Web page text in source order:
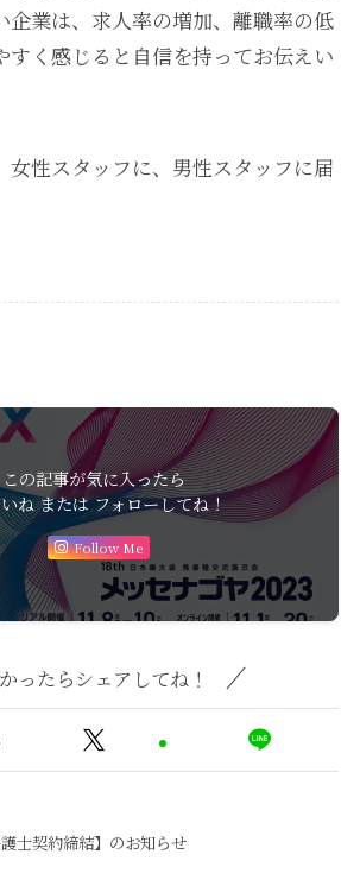
企業は、求人率の増加、離職率の低
すく感じると自信を持ってお伝えい
女性スタッフに、男性スタッフに届
この記事が気に入ったら
ね または フォローしてね！
Follow Me
ったらシェアしてね！
護士契約締結】のお知らせ